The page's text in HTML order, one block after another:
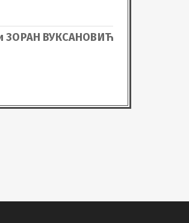
ЗОРАН ВУКСАНОВИЋ